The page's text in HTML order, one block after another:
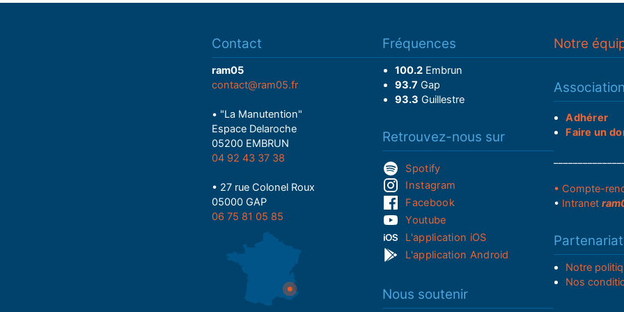
Contact
ram05
contact@ram05.fr
• "La Manutention"
Espace Delaroche
05200 EMBRUN
04 92 43 37 38
• 27 rue Colonel Roux
05000 GAP
06 75 81 05 85
Fréquences
100.2Embrun
93.7 Gap
93.3 Guillestre
Retrouvez-nous sur
Spotify
Instagram
Facebook
Youtube
L'application iOS
L'application Android
Nous soutenir
Notre
Adhérer
Faire un
• Compte-
• Intranet
Notre
Nos